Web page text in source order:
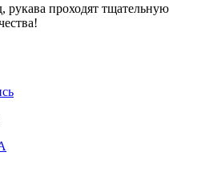
рукава проходят тщательную